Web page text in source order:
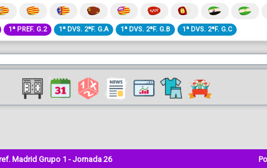
1ª PREF. G.2 1ª DVS. 2ªF. G.A 1ª DVS. 2ªF. G.B 1ª DVS. 2ªF. G.C
Madrid Grupo 1 - Jornada 26